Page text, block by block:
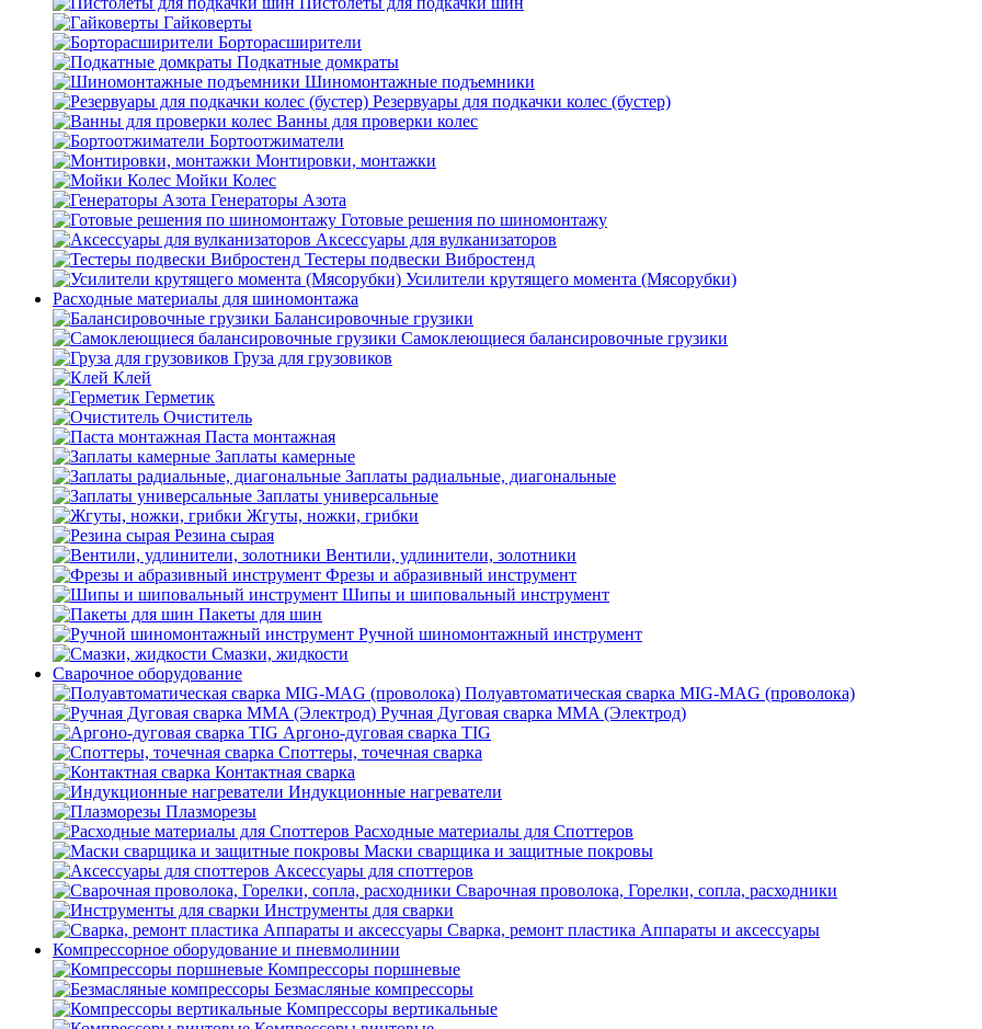
Гайковерты
Борторасширители
Подкатные домкраты
Шиномонтажные подъемники
Резервуары для подкачки колес (бустер)
Ванны для проверки колес
Бортоотжиматели
Монтировки, монтажки
Мойки Колес
Генераторы Азота
Готовые решения по шиномонтажу
Аксессуары для вулканизаторов
Тестеры подвески Вибростенд
Усилители крутящего момента (Мясорубки)
Расходные материалы для шиномонтажа
Балансировочные грузики
Самоклеющиеся балансировочные грузики
Груза для грузовиков
Клей
Герметик
Очиститель
Паста монтажная
Заплаты камерные
Заплаты радиальные, диагональные
Заплаты универсальные
Жгуты, ножки, грибки
Резина сырая
Вентили, удлинители, золотники
Фрезы и абразивный инструмент
Шипы и шиповальный инструмент
Пакеты для шин
Ручной шиномонтажный инструмент
Смазки, жидкости
Сварочное оборудование
Полуавтоматическая сварка MIG-MAG (проволока)
Ручная Дуговая сварка MMA (Электрод)
Аргоно-дуговая сварка TIG
Споттеры, точечная сварка
Контактная сварка
Индукционные нагреватели
Плазморезы
Расходные материалы для Споттеров
Маски сварщика и защитные покровы
Аксессуары для споттеров
Сварочная проволока, Горелки, сопла, расходники
Инструменты для сварки
Сварка, ремонт пластика Аппараты и аксессуары
Компрессорное оборудование и пневмолинии
Компрессоры поршневые
Безмасляные компрессоры
Компрессоры вертикальные